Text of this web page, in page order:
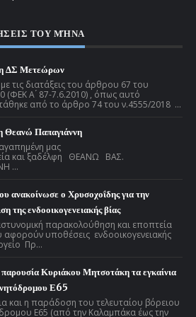
ΤΟΥ ΜΉΝΑ
ΔΣ Μετεώρων
τις διατάξεις του άρθρου 67 του
(ΦΕΚ Α ́ 87-7.6.2010) , όπως αυτό
από το άρθρο 74 του ν.4555/2018 ...
Θεανώ Παπαγιάννη
μας
και ξαδέλφη ΘΕΑΝΩ ΒΑΣ.
...
ανακοίνωσε ο Χρυσοχοΐδης για την
της ενδοοικογενειακής βίας
παρακολούθηση και εποπτεία
αφορούν υποθέσεις ενδοοικογενειακής
Πρ...
παρουσία Κυριάκου Μητσοτάκη τα εγκαίνια
Ε65
και η παράδοση του τελευταίου βόρειου
Ε65 (από την Καλαμπάκα έως την